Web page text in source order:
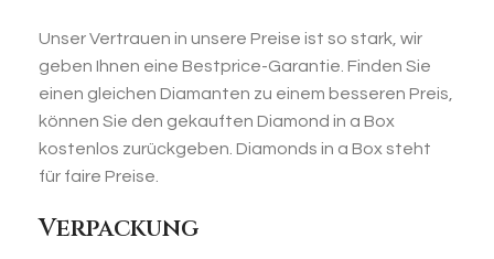
Unser Vertrauen in unsere Preise ist so stark, wir
geben Ihnen eine Bestprice-Garantie. Finden Sie
einen gleichen Diamanten zu einem besseren Preis,
können Sie den gekauften Diamond in a Box
kostenlos zurückgeben. Diamonds in a Box steht
für faire Preise.
Verpackung